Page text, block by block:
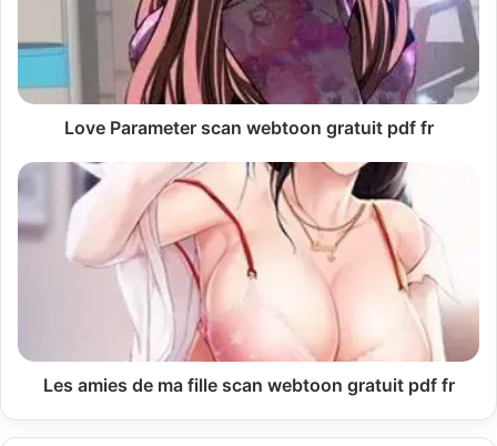
r
s
E
m
i
Love Parameter scan webtoon gratuit pdf fr
Les amies de ma fille scan webtoon gratuit pdf fr